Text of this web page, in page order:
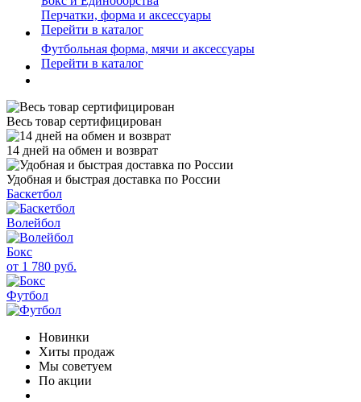
Перчатки, форма и аксессуары
Перейти в каталог
Футбольная форма, мячи и аксессуары
Перейти в каталог
Весь товар сертифицирован
14 дней на обмен и возврат
Удобная и быстрая доставка по России
Баскетбол
Волейбол
Бокс
от 1 780 руб.
Футбол
Новинки
Хиты продаж
Мы советуем
По акции